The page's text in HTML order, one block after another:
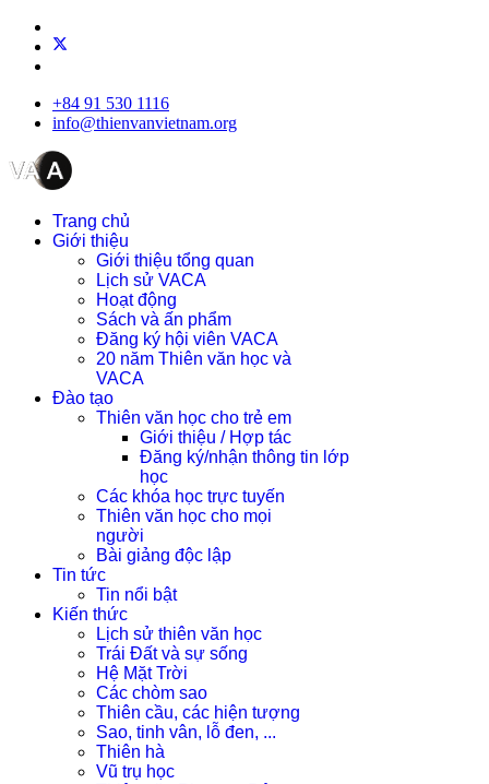
+84 91 530 1116
info@thienvanvietnam.org
Trang chủ
Giới thiệu
Giới thiệu tổng quan
Lịch sử VACA
Hoạt động
Sách và ấn phẩm
Đăng ký hội viên VACA
20 năm Thiên văn học và
VACA
Đào tạo
Thiên văn học cho trẻ em
Giới thiệu / Hợp tác
Đăng ký/nhận thông tin lớp
học
Các khóa học trực tuyến
Thiên văn học cho mọi
người
Bài giảng độc lập
Tin tức
Tin nổi bật
Kiến thức
Lịch sử thiên văn học
Trái Đất và sự sống
Hệ Mặt Trời
Các chòm sao
Thiên cầu, các hiện tượng
Sao, tinh vân, lỗ đen, ...
Thiên hà
Vũ trụ học